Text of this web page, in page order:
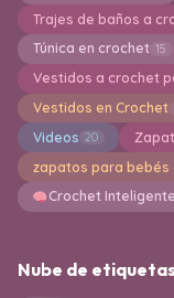
Trajes de baños a
Túnica en crochet 15
Vestidos a crochet
Vestidos en Crochet
Videos 20
zapatos para bebés
Crochet
Nube de etiquetas